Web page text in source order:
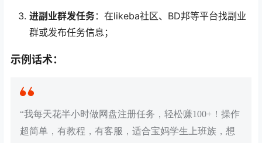
进副业群发任务：在likeba社区、BD邦等平台找副业
群或发布任务信息；
示例话术：
“我每天花半小时做网盘注册任务，轻松赚100+！操作
超简单，有教程，有客服，适合宝妈学生上班族，想